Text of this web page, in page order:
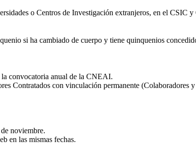
o Centros de Investigación extranjeros, en el CSIC
si ha cambiado de cuerpo y tiene quinquenios
convocatoria anual de la CNEAI.
Contratados con vinculación permanente
noviembre.
en las mismas fechas.